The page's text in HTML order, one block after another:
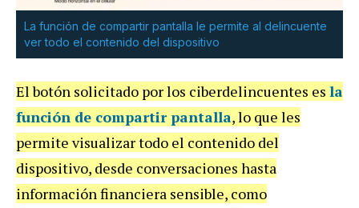
La función de compartir pantalla le permite al delincuente
ver todo el contenido del dispositivo
El botón solicitado por los ciberdelincuentes es la
función de compartir pantalla, lo que les
permite visualizar todo el contenido del
dispositivo, desde conversaciones hasta
información financiera sensible, como